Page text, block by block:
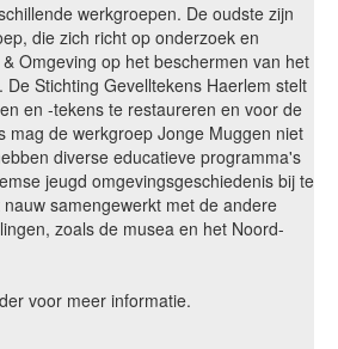
werkgroepen. De oudste zijn
die zich richt op onderzoek en
Omgeving op het beschermen van het
De Stichting Gevelltekens Haerlem stelt
en -tekens te restaureren en voor de
mag de werkgroep Jonge Muggen niet
diverse educatieve programma's
jeugd omgevingsgeschiedenis bij te
samengewerkt met de andere
zoals de musea en het Noord-
voor meer informatie.